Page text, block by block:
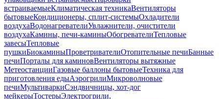
встраиваемыеКлиматическая техникаВентиляторы
бытовыеКондиционеры, сплит-системыОхладители
воздухаВодонагревателиУвлажнители, очистители
воздухаКамины, печи-каминыОбогревателиТепловые
завесыТепловые
пушкиБиокаминыПроветривателиОтопительные печиБанные
печиПорталы для каминовВентиляторы вытяжные
МетеостанцииГазовые баллоны бытовыеТехника для
приготовления едыАэрогрилиМикроволновые
печиМультиваркиСэндвичницы, хот-дог
мейкерыТостерыЭлектрогрили,